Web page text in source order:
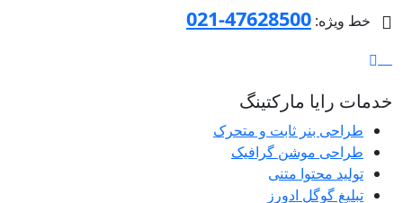
خط ویژه: 47628500-021
خدمات رایا مارکتینگ
طراحی بنر ثابت و متحرک
طراحی موشن گرافیک
تولید محتوا متنی
تبلیغ گوگل ادورز